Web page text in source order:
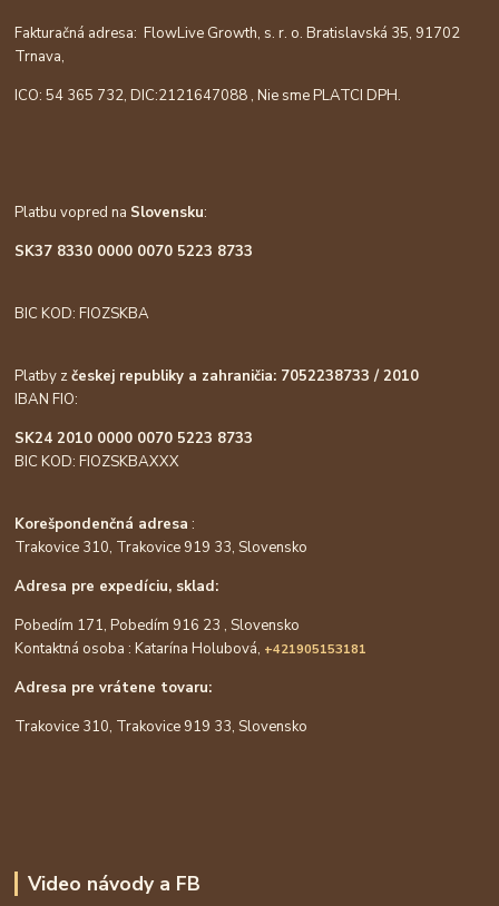
Fakturačná adresa: FlowLive Growth, s. r. o. Bratislavská 35, 91702
Trnava,
ICO: 54 365 732, DIC:2121647088 , Nie sme PLATCI DPH.
Platbu vopred na Slovensku:
SK37 8330 0000 0070 5223 8733
BIC KOD: FIOZSKBA
Platby zčeskej republiky a zahraničia: 7052238733 / 2010
IBAN FIO:
SK24 2010 0000 0070 5223 8733
BIC KOD: FIOZSKBAXXX
Korešpondenčná adresa :
Trakovice 310, Trakovice 919 33, Slovensko
Adresa pre expedíciu, sklad:
Pobedím 171, Pobedím 916 23 , Slovensko
Kontaktná osoba : Katarína Holubová, +421905153181
Adresa pre vrátene tovaru:
Trakovice 310, Trakovice 919 33, Slovensko
Video návody a FB